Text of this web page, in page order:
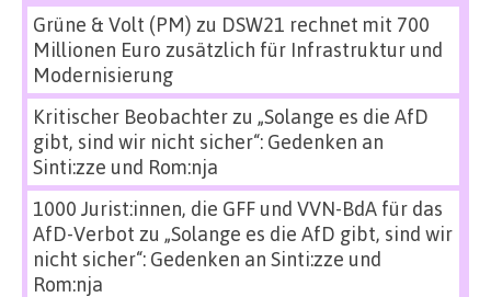
Grüne & Volt (PM) zu DSW21 rechnet mit 700
Millionen Euro zusätzlich für Infrastruktur und
Modernisierung
Kritischer Beobachterzu „Solange es die AfD
gibt, sind wir nicht sicher“: Gedenken an
Sinti:zze und Rom:nja
1000 Jurist:innen, die GFF und VVN-BdA für das
AfD-Verbot zu „Solange es die AfD gibt, sind wir
nicht sicher“: Gedenken an Sinti:zze und
Rom:nja